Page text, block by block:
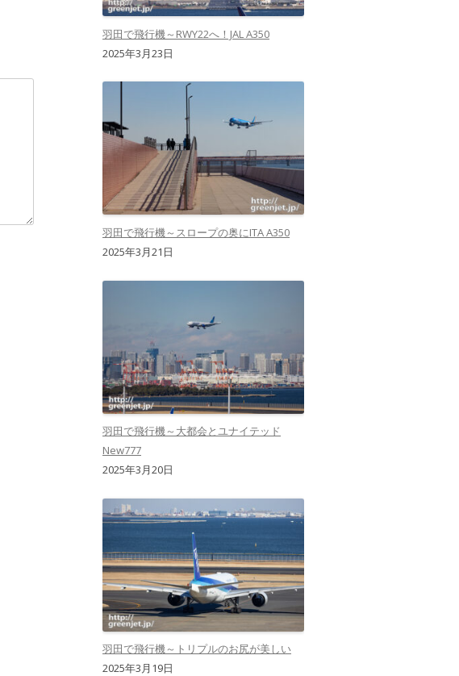
羽田で飛行機～RWY22へ！JAL A350
2025年3月23日
羽田で飛行機～スロープの奥にITA A350
2025年3月21日
羽田で飛行機～大都会とユナイテッド
New777
2025年3月20日
羽田で飛行機～トリプルのお尻が美しい
2025年3月19日